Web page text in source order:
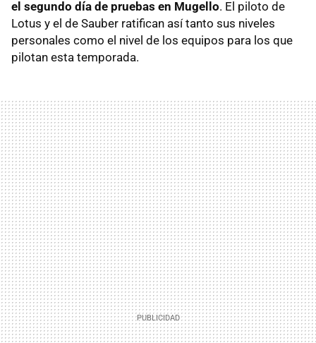
el segundo día de pruebas en Mugello. El piloto de
Lotus y el de Sauber ratifican así tanto sus niveles
personales como el nivel de los equipos para los que
pilotan esta temporada.